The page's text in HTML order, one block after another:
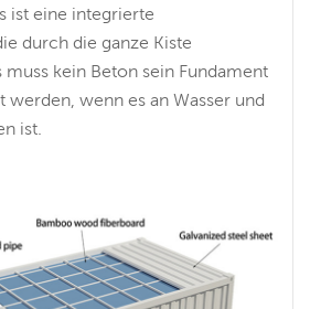
ist eine integrierte
durch die ganze Kiste
kein Beton sein Fundament
werden, wenn es an Wasser und
ist.